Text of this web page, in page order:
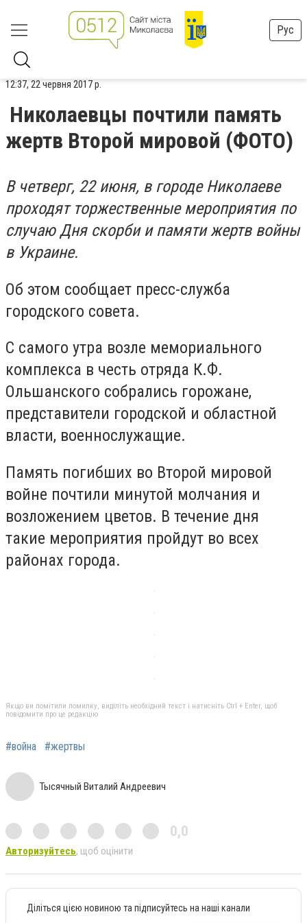
Рус
12:37, 22 червня 2017 р.
Николаевцы почтили память
жертв Второй мировой (ФОТО)
В четверг, 22 июня, в городе Николаеве
проходят торжественные мероприятия по
случаю Дня скорби и памяти жертв войны
в Украине.
Об этом сообщает пресс-служба
городского совета.
С самого утра возле мемориального
комплекса в честь отряда К.Ф.
Ольшанского собрались горожане,
представители городской и областной
власти, военнослужащие.
Память погибших во Второй мировой
войне почтили минутой молчания и
возложением цветов. В течение дня
такие мероприятия пройдут во всех
районах города.
Якщо ви помітили помилку, виділіть необхідний текст і натисніть Ctrl + Enter, щоб
повідомити про це редакцію
#война #жертвы
Тысячный Виталий Андреевич
0,0
Авторизуйтесь, щоб оцінити
Діліться цією новиною та підписуйтесь на наші канали